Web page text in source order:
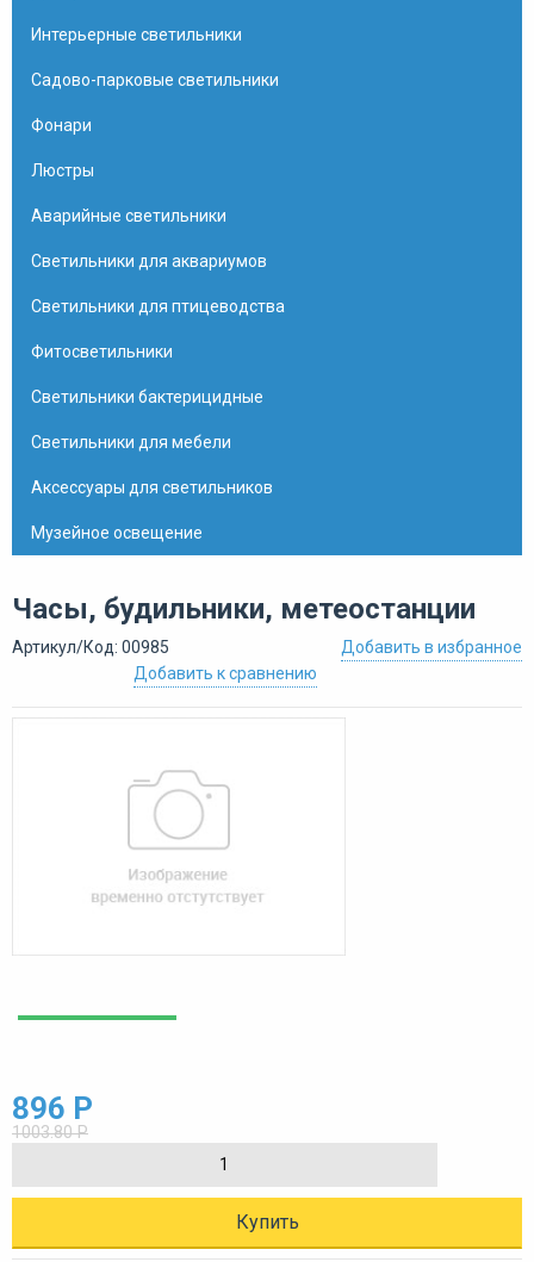
Интерьерные светильники
Садово-парковые светильники
Фонари
Люстры
Аварийные светильники
Светильники для аквариумов
Светильники для птицеводства
Фитосветильники
Светильники бактерицидные
Светильники для мебели
Аксессуары для светильников
Музейное освещение
Часы, будильники, метеостанции
Артикул/Код: 00985
Добавить в избранное
Добавить к сравнению
896 Р
1003.80 Р
Купить